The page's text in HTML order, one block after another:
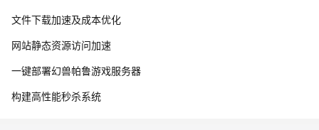
文件下载加速及成本优化
网站静态资源访问加速
一键部署幻兽帕鲁游戏服务器
构建高性能秒杀系统